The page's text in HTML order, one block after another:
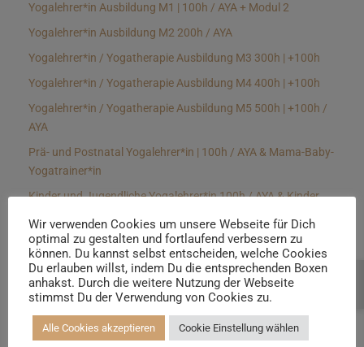
Yogalehrer*in Ausbildung M1 | 100h / AYA + Modul 2
Yogalehrer*in Ausbildung M2 200h / AYA
Yogalehrer*in / Yogatherapie Ausbildung M3 300h | +100h
Yogalehrer*in / Yogatherapie Ausbildung M4 400h | +100h
Yogalehrer*in / Yogatherapie Ausbildung M5 500h | +100h /
AYA
Prä- und Postnatal Yogalehrer*in | 100h / AYA & Mama-Baby-
Yogatrainer*in
Kinder und Jugendliche Yogalehrer*in 100h / AYA & Kinder
Yin Yogalehrer*in | 100 h & Faszientrainer*in
Hormon Yogalehrer*in / Yogatherapeut*in &
Stressmanagementtrainer*in | 70h
Longevitytrainer*in
Wir verwenden Cookies um unsere Webseite für Dich
optimal zu gestalten und fortlaufend verbessern zu
können. Du kannst selbst entscheiden, welche Cookies
Du erlauben willst, indem Du die entsprechenden Boxen
anhakst. Durch die weitere Nutzung der Webseite
stimmst Du der Verwendung von Cookies zu.
Alle Cookies akzeptieren Cookie Einstellung wählen
Beratung buchen